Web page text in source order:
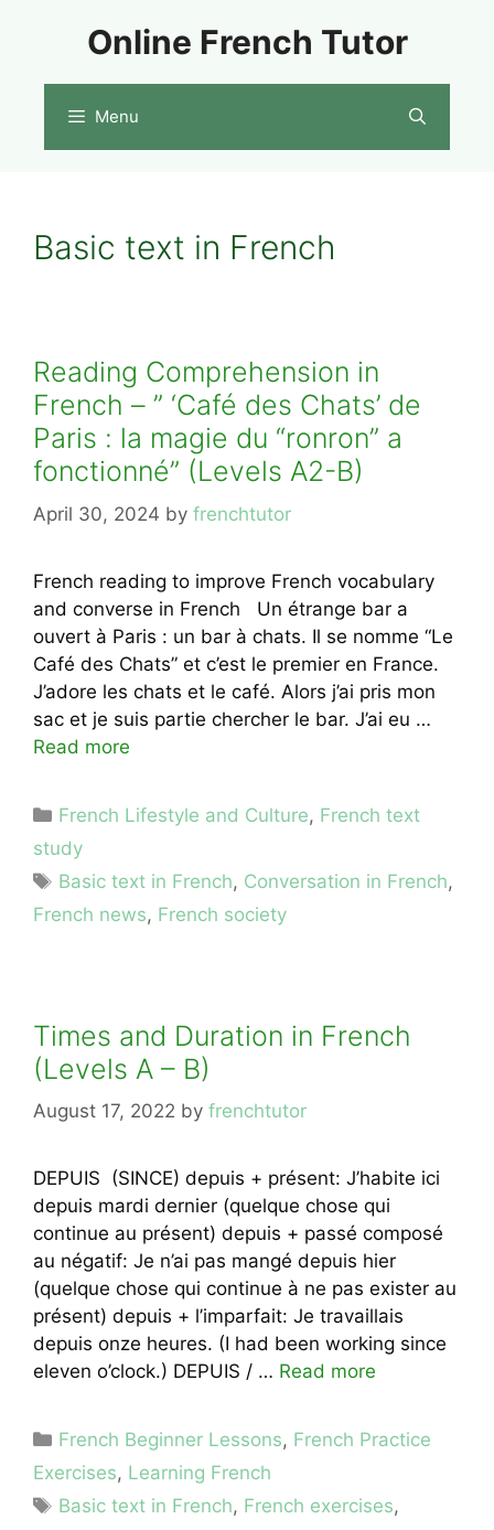
Online French Tutor
Menu
Basic text in French
Reading Comprehension in
French – ” ‘Café des Chats’ de
Paris : la magie du “ronron” a
fonctionné” (Levels A2-B)
April 30, 2024 by frenchtutor
French reading to improve French vocabulary
and converse in French Un étrange bar a
ouvert à Paris : un bar à chats. Il se nomme “Le
Café des Chats” et c’est le premier en France.
J’adore les chats et le café. Alors j’ai pris mon
sac et je suis partie chercher le bar. J’ai eu …
Read more
Categories
French Lifestyle and Culture, French text
study
Tags
Basic text in French, Conversation in French,
French news, French society
Times and Duration in French
(Levels A – B)
August 17, 2022 by frenchtutor
DEPUIS (SINCE) depuis + présent: J’habite ici
depuis mardi dernier (quelque chose qui
continue au présent) depuis + passé composé
au négatif: Je n’ai pas mangé depuis hier
(quelque chose qui continue à ne pas exister au
présent) depuis + l’imparfait: Je travaillais
depuis onze heures. (I had been working since
eleven o’clock.) DEPUIS / … Read more
Categories
French Beginner Lessons, French Practice
Exercises, Learning French
Tags
Basic text in French, French exercises,